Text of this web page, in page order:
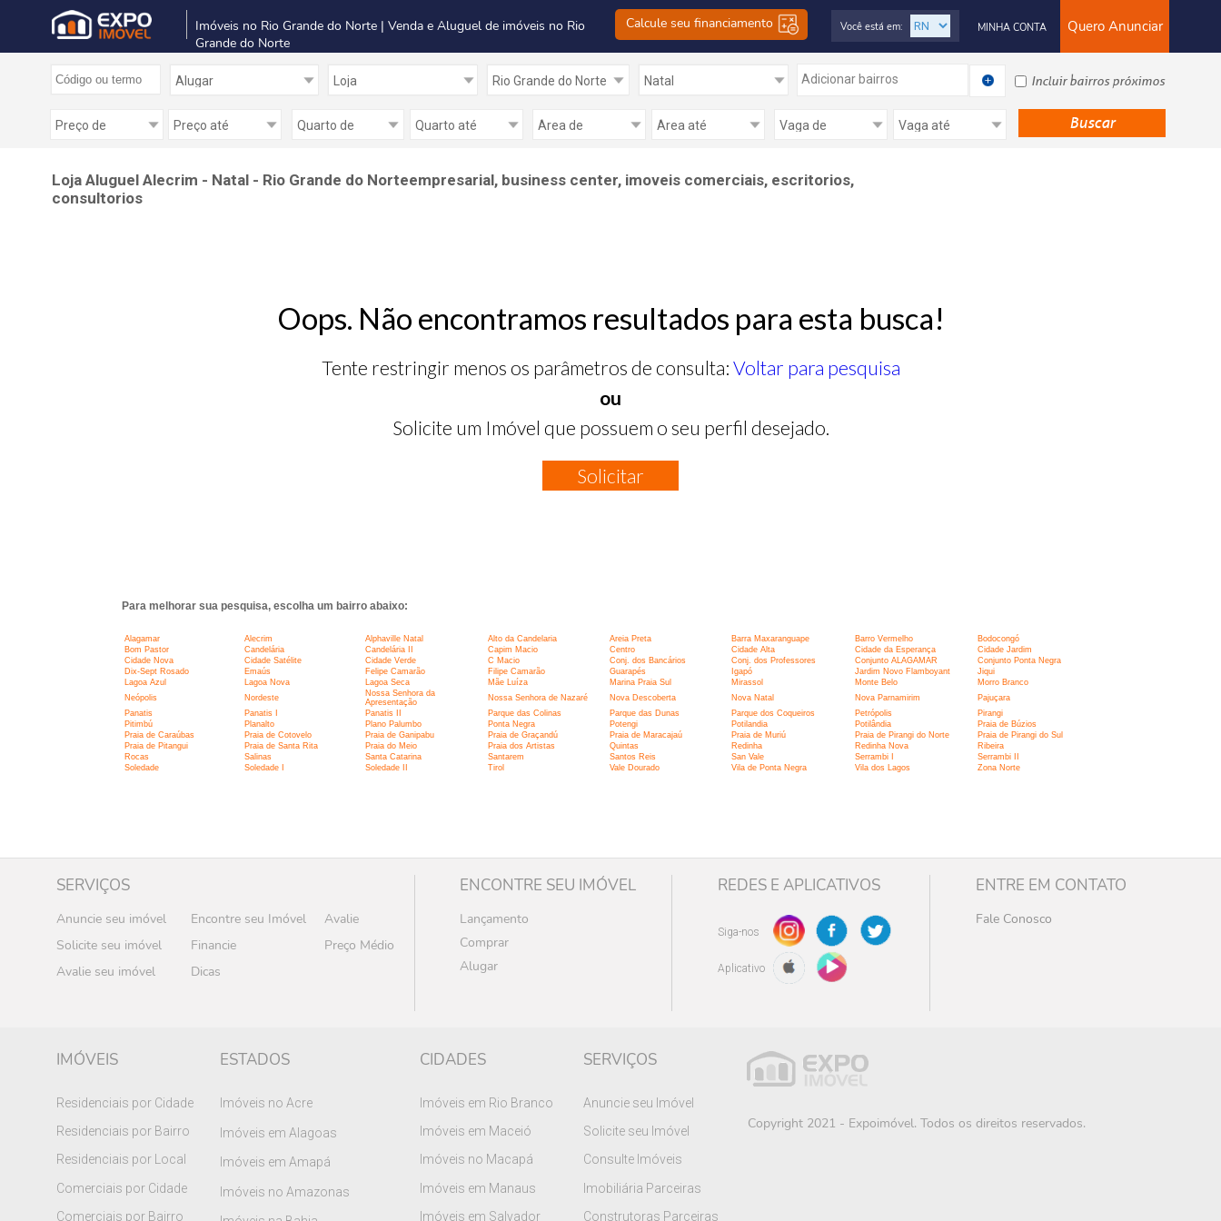
Imóveis no Rio Grande do Norte | Venda e Aluguel de imóveis no Rio
Grande do Norte
Calcule seu financiamento Quero Anunciar
MINHA CONTA
Você está em:
Adicionar bairros Incluir bairros próximos
Loja Aluguel Alecrim - Natal - Rio Grande do Norteempresarial, business center, imoveis comerciais, escritorios,
consultorios
Oops. Não encontramos resultados para esta busca!
Tente restringir menos os parâmetros de consulta: Voltar para pesquisa
ou
Solicite um Imóvel que possuem o seu perfil desejado.
Solicitar
Para melhorar sua pesquisa, escolha um bairro abaixo:
Alagamar Alecrim Alphaville Natal Alto da Candelaria Areia Preta Barra Maxaranguape Barro Vermelho
Bodocongó
Bom Pastor
Candelária Candelária II Capim Macio Centro Cidade Alta Cidade da Esperança
Cidade Jardim
Cidade Nova
Cidade Satélite Cidade Verde C Macio Conj. dos Bancários Conj. dos Professores Conjunto ALAGAMAR
Conjunto Ponta Negra
Dix-Sept Rosado
Emaús Felipe Camarão Filipe Camarão Guarapés Igapó Jardim Novo Flamboyant
Jiqui
Lagoa Azul
Lagoa Nova Lagoa Seca Mãe Luíza Marina Praia Sul Mirassol Monte Belo
Morro Branco
Neópolis
Nordeste
Nossa Senhora da
Apresentação
Nossa Senhora de Nazaré Nova Descoberta Nova Natal Nova Parnamirim
Pajuçara
Panatis
Panatis I Panatis II Parque das Colinas Parque das Dunas Parque dos Coqueiros Petrópolis
Pirangi
Pitimbú
Planalto Plano Palumbo Ponta Negra Potengi Potilandia Potilândia
Praia de Búzios
Praia de Caraúbas
Praia de Cotovelo Praia de Ganipabu Praia de Graçandú Praia de Maracajaú Praia de Muriú Praia de Pirangi do Norte
Praia de Pirangi do Sul
Praia de Pitangui
Praia de Santa Rita Praia do Meio Praia dos Artistas Quintas Redinha Redinha Nova
Ribeira
Rocas
Salinas Santa Catarina Santarem Santos Reis San Vale Serrambi I
Serrambi II
Soledade
Soledade I Soledade II Tirol Vale Dourado Vila de Ponta Negra Vila dos Lagos Zona Norte
SERVIÇOS
Anuncie seu imóvel Encontre seu Imóvel
Avalie
Solicite seu imóvel
Financie
Preço Médio
Avalie seu imóvel
Dicas
ENCONTRE SEU IMÓVEL
Lançamento
Comprar
Alugar
REDES E APLICATIVOS
Siga-nos
Aplicativo
ENTRE EM CONTATO
Fale Conosco
IMÓVEIS
Residenciais por Cidade
Residenciais por Bairro
Residenciais por Local
Comerciais por Cidade
Comerciais por Bairro
ESTADOS
Imóveis no Acre
Imóveis em Alagoas
Imóveis em Amapá
Imóveis no Amazonas
CIDADES
Imóveis em Rio Branco
Imóveis em Maceió
Imóveis no Macapá
Imóveis em Manaus
Imóveis em Salvador
SERVIÇOS
Anuncie seu Imóvel
Solicite seu Imóvel
Consulte Imóveis
Imobiliária Parceiras
Construtoras Parceiras
Copyright 2021 - Expoimóvel. Todos os direitos reservados.